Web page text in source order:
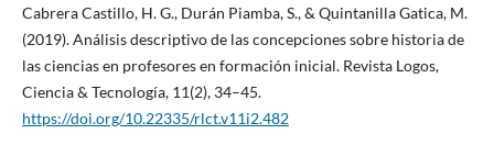
Cabrera Castillo, H. G., Durán Piamba, S., & Quintanilla Gatica, M.
(2019). Análisis descriptivo de las concepciones sobre historia de
las ciencias en profesores en formación inicial. Revista Logos,
Ciencia & Tecnología, 11(2), 34–45.
https://doi.org/10.22335/rlct.v11i2.482